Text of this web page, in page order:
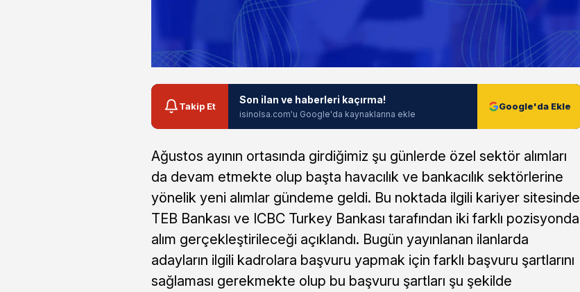
Takip Et
Son ilan ve haberleri kaçırma!
isinolsa.com'u Google'da kaynaklarına ekle
Google'da Ekle
Ağustos ayının ortasında girdiğimiz şu günlerde özel sektör alımları
da devam etmekte olup başta havacılık ve bankacılık sektörlerine
yönelik yeni alımlar gündeme geldi. Bu noktada ilgili kariyer sitesinde
TEB Bankası ve ICBC Turkey Bankası tarafından iki farklı pozisyonda
alım gerçekleştirileceği açıklandı. Bugün yayınlanan ilanlarda
adayların ilgili kadrolara başvuru yapmak için farklı başvuru şartlarını
sağlaması gerekmekte olup bu başvuru şartları şu şekilde